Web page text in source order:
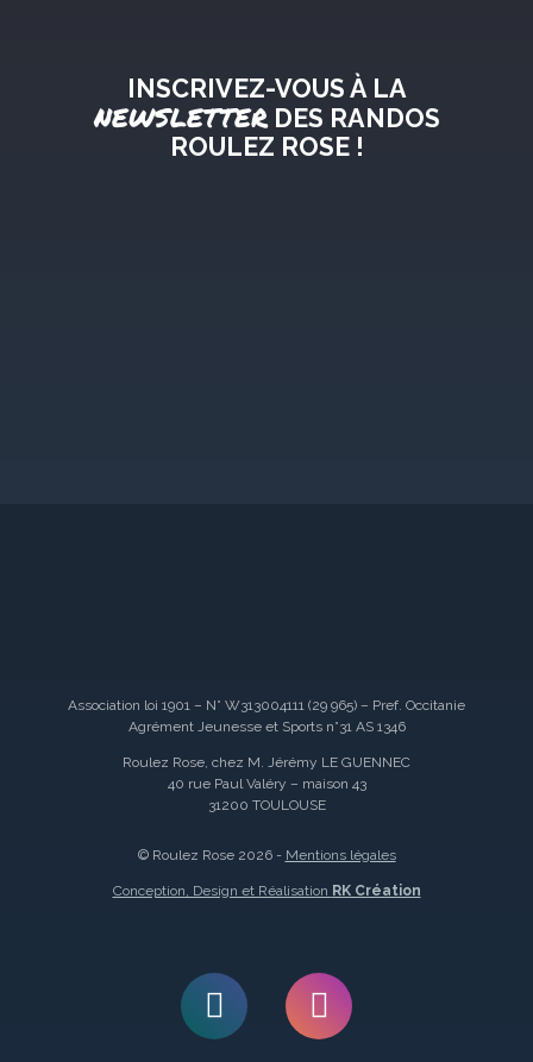
INSCRIVEZ-VOUS À LA
NEWSLETTERDES RANDOS
ROULEZ ROSE !
Association loi 1901 – N° W313004111 (29 965) – Pref. Occitanie
Agrément Jeunesse et Sports n°31 AS 1346
Roulez Rose, chez M. Jérémy LE GUENNEC
40 rue Paul Valéry – maison 43
31200 TOULOUSE
© Roulez Rose 2026 - Mentions légales
Conception, Design et Réalisation RK Création